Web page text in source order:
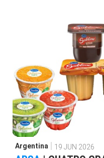
Argentina 19 JUN 2026